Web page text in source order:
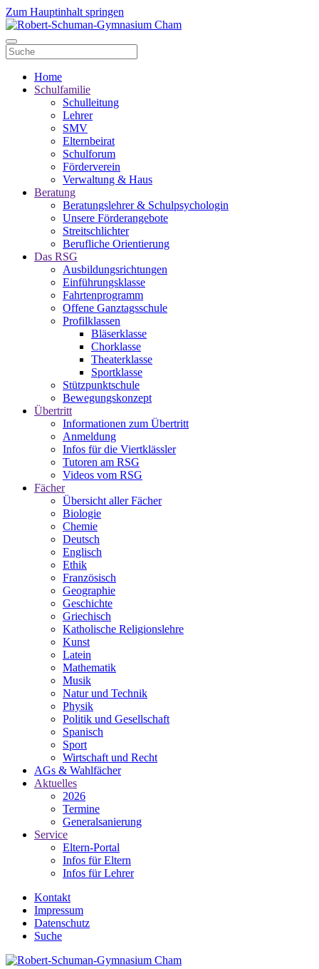
Zum Hauptinhalt springen
Home
Schulfamilie
Schulleitung
Lehrer
SMV
Elternbeirat
Schulforum
Förderverein
Verwaltung & Haus
Beratung
Beratungslehrer & Schulpsychologin
Unsere Förderangebote
Streitschlichter
Berufliche Orientierung
Das RSG
Ausbildungsrichtungen
Einführungsklasse
Fahrtenprogramm
Offene Ganztagsschule
Profilklassen
Bläserklasse
Chorklasse
Theaterklasse
Sportklasse
Stützpunktschule
Bewegungskonzept
Übertritt
Informationen zum Übertritt
Anmeldung
Infos für die Viertklässler
Tutoren am RSG
Videos vom RSG
Fächer
Übersicht aller Fächer
Biologie
Chemie
Deutsch
Englisch
Ethik
Französisch
Geographie
Geschichte
Griechisch
Katholische Religionslehre
Kunst
Latein
Mathematik
Musik
Natur und Technik
Physik
Politik und Gesellschaft
Spanisch
Sport
Wirtschaft und Recht
AGs & Wahlfächer
Aktuelles
2026
Termine
Generalsanierung
Service
Eltern-Portal
Infos für Eltern
Infos für Lehrer
Kontakt
Impressum
Datenschutz
Suche